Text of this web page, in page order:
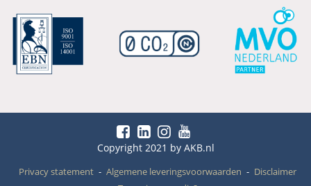
Copyright 2021 by AKB.nl
Privacy statement Algemene leveringsvoorwaarden
Disclaimer